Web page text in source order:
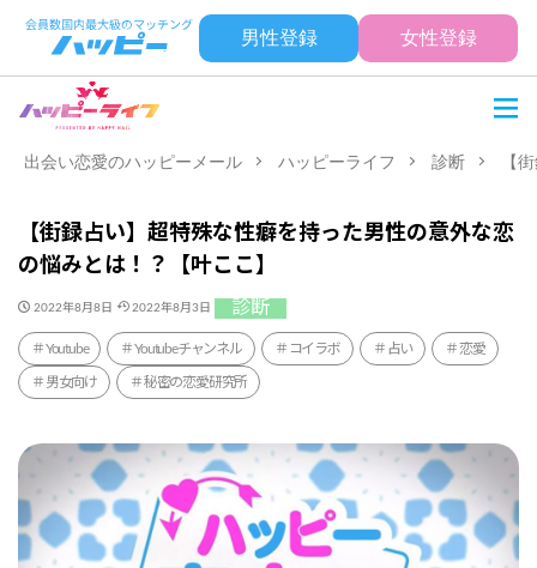
男性登録 女性登録
出会い恋愛のハッピーメール ハッピーライフ 診断 【
【街録占い】超特殊な性癖を持った男性の意外な恋
の悩みとは！？【叶ここ】
2022年8月8日 2022年8月3日 診断
Youtube Youtubeチャンネル コイラボ 占い 恋愛
男女向け 秘密の恋愛研究所